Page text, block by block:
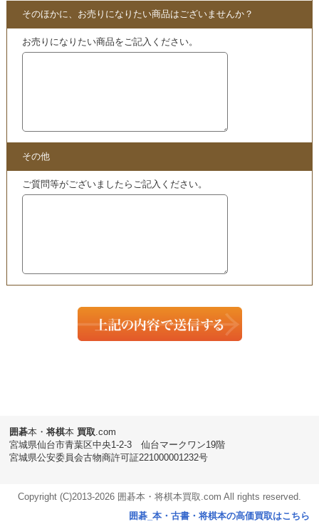
囲碁本・将棋本 買取 .com
宮城県仙台市青葉区中央1-2-3 仙台マークワン19階
宮城県公安委員会古物商許可証221000001232号
Copyright (C)2013-2026 囲碁本・将棋本買取.com All rights reserved.
囲碁_本・古書・将棋本の高価買取はこちら